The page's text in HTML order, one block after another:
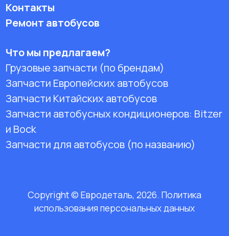
Контакты
Ремонт автобусов
Что мы предлагаем?
Грузовые запчасти (по брендам)
Запчасти Европейских автобусов
Запчасти Китайских автобусов
Запчасти автобусных кондиционеров: Bitzer
и Bock
Запчасти для автобусов (по названию)
Copyright © Евродеталь, 2026. Политика
использования персональных данных